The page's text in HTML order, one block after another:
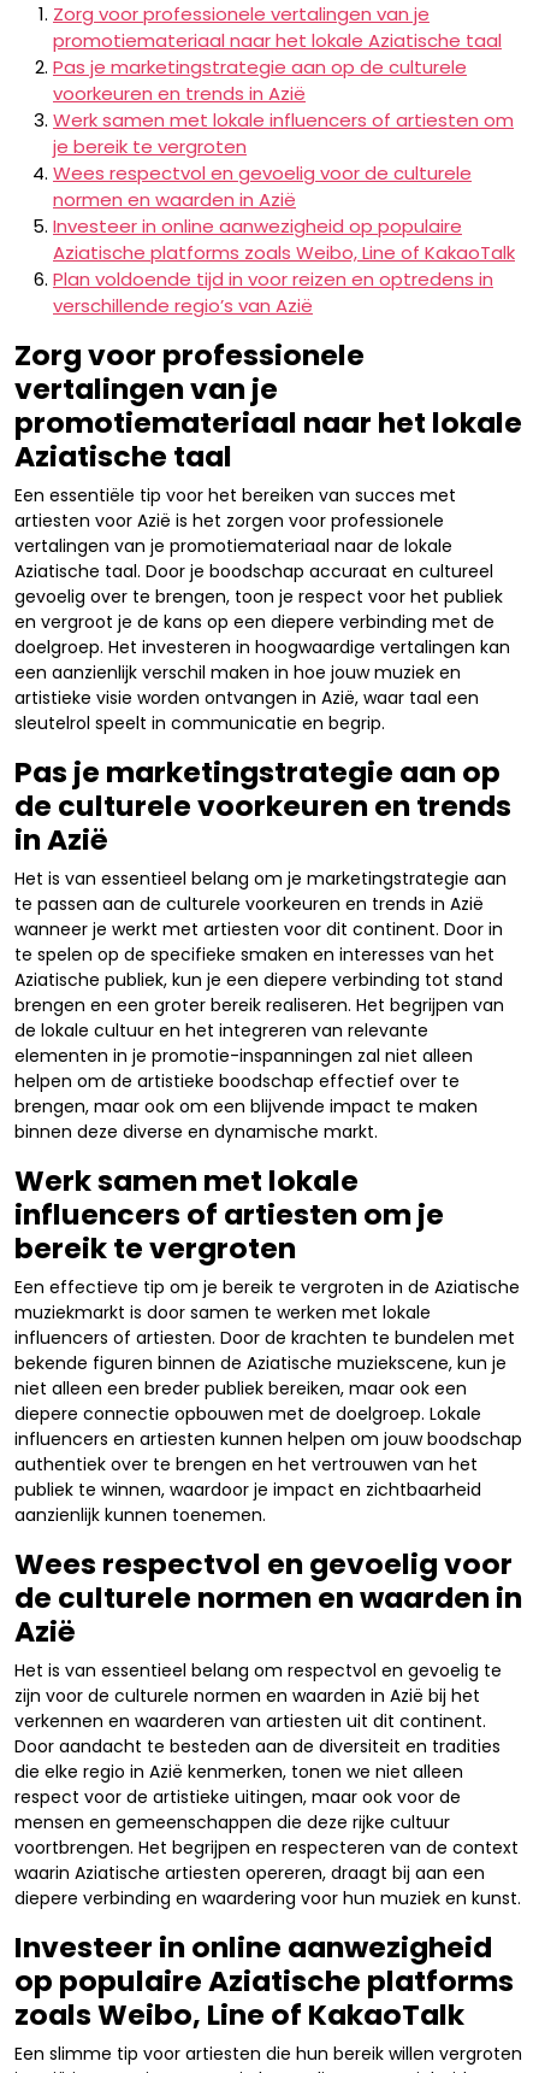
Zorg voor professionele vertalingen van je
promotiemateriaal naar het lokale Aziatische taal
Pas je marketingstrategie aan op de culturele
voorkeuren en trends in Azië
Werk samen met lokale influencers of artiesten om
je bereik te vergroten
Wees respectvol en gevoelig voor de culturele
normen en waarden in Azië
Investeer in online aanwezigheid op populaire
Aziatische platforms zoals Weibo, Line of KakaoTalk
Plan voldoende tijd in voor reizen en optredens in
verschillende regio’s van Azië
Zorg voor professionele
vertalingen van je
promotiemateriaal naar het lokale
Aziatische taal
Een essentiële tip voor het bereiken van succes met
artiesten voor Azië is het zorgen voor professionele
vertalingen van je promotiemateriaal naar de lokale
Aziatische taal. Door je boodschap accuraat en cultureel
gevoelig over te brengen, toon je respect voor het publiek
en vergroot je de kans op een diepere verbinding met de
doelgroep. Het investeren in hoogwaardige vertalingen kan
een aanzienlijk verschil maken in hoe jouw muziek en
artistieke visie worden ontvangen in Azië, waar taal een
sleutelrol speelt in communicatie en begrip.
Pas je marketingstrategie aan op
de culturele voorkeuren en trends
in Azië
Het is van essentieel belang om je marketingstrategie aan
te passen aan de culturele voorkeuren en trends in Azië
wanneer je werkt met artiesten voor dit continent. Door in
te spelen op de specifieke smaken en interesses van het
Aziatische publiek, kun je een diepere verbinding tot stand
brengen en een groter bereik realiseren. Het begrijpen van
de lokale cultuur en het integreren van relevante
elementen in je promotie-inspanningen zal niet alleen
helpen om de artistieke boodschap effectief over te
brengen, maar ook om een blijvende impact te maken
binnen deze diverse en dynamische markt.
Werk samen met lokale
influencers of artiesten om je
bereik te vergroten
Een effectieve tip om je bereik te vergroten in de Aziatische
muziekmarkt is door samen te werken met lokale
influencers of artiesten. Door de krachten te bundelen met
bekende figuren binnen de Aziatische muziekscene, kun je
niet alleen een breder publiek bereiken, maar ook een
diepere connectie opbouwen met de doelgroep. Lokale
influencers en artiesten kunnen helpen om jouw boodschap
authentiek over te brengen en het vertrouwen van het
publiek te winnen, waardoor je impact en zichtbaarheid
aanzienlijk kunnen toenemen.
Wees respectvol en gevoelig voor
de culturele normen en waarden in
Azië
Het is van essentieel belang om respectvol en gevoelig te
zijn voor de culturele normen en waarden in Azië bij het
verkennen en waarderen van artiesten uit dit continent.
Door aandacht te besteden aan de diversiteit en tradities
die elke regio in Azië kenmerken, tonen we niet alleen
respect voor de artistieke uitingen, maar ook voor de
mensen en gemeenschappen die deze rijke cultuur
voortbrengen. Het begrijpen en respecteren van de context
waarin Aziatische artiesten opereren, draagt bij aan een
diepere verbinding en waardering voor hun muziek en kunst.
Investeer in online aanwezigheid
op populaire Aziatische platforms
zoals Weibo, Line of KakaoTalk
Een slimme tip voor artiesten die hun bereik willen vergroten